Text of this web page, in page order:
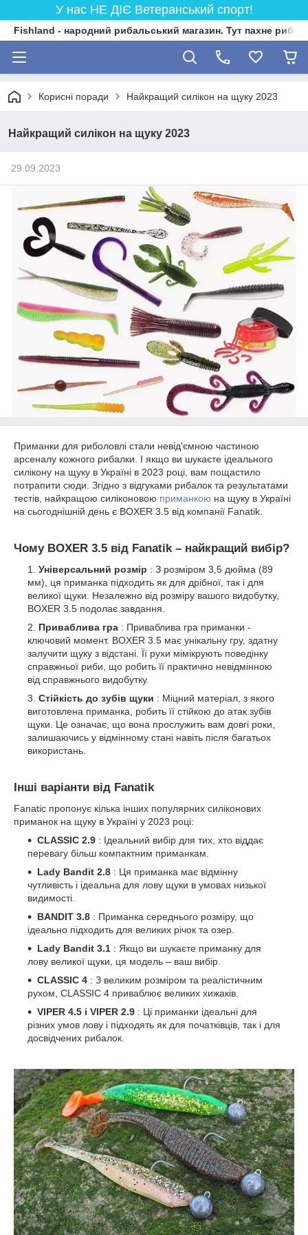
У нас НЕ ДІЄ Ветеранський спорт!
Fishland - народний рибальський магазин. Тут пахне
Корисні поради Найкращий силікон на щуку 2023
Найкращий силікон на щуку 2023
29.09.2023
Приманки для риболовлі стали невід'ємною частиною
арсеналу кожного рибалки. І якщо ви шукаєте ідеального
силікону на щуку в Україні в 2023 році, вам пощастило
потрапити сюди. Згідно з відгуками рибалок та результатами
тестів, найкращою силіконовою приманкою на щуку в Україні
на сьогоднішній день є BOXER 3.5 від компанії Fanatik.
Чому BOXER 3.5 від Fanatik – найкращий вибір?
Універсальний розмір : З розміром 3,5 дюйма (89
мм), ця приманка підходить як для дрібної, так і для
великої щуки. Незалежно від розміру вашого видобутку,
BOXER 3.5 подолає завдання.
Приваблива гра : Приваблива гра приманки -
ключовий момент. BOXER 3.5 має унікальну гру, здатну
залучити щуку з відстані. Її рухи мімікрують поведінку
справжньої риби, що робить її практично невідмінною
від справжнього видобутку.
Стійкість до зубів щуки : Міцний матеріал, з якого
виготовлена ​​приманка, робить її стійкою до атак зубів
щуки. Це означає, що вона прослужить вам довгі роки,
залишаючись у відмінному стані навіть після багатьох
використань.
Інші варіанти від Fanatik
Fanatic пропонує кілька інших популярних силіконових
приманок на щуку в Україні у 2023 році:
CLASSIC 2.9 : Ідеальний вибір для тих, хто віддає
перевагу більш компактним приманкам.
Lady Bandit 2.8 : Ця приманка має відмінну
чутливість і ідеальна для лову щуки в умовах низької
видимості.
BANDIT 3.8 : Приманка середнього розміру, що
ідеально підходить для великих річок та озер.
Lady Bandit 3.1 : Якщо ви шукаєте приманку для
лову великої щуки, ця модель – ваш вибір.
CLASSIC 4 : З великим розміром та реалістичним
рухом, CLASSIC 4 приваблює великих хижаків.
VIPER 4.5 і VIPER 2.9 : Ці приманки ідеальні для
різних умов лову і підходять як для початківців, так і для
досвідчених рибалок.